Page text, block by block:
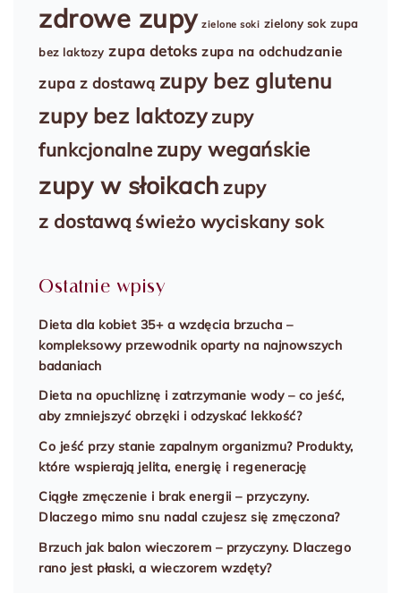
zdrowe zupy zielone soki zielony sok zupa
bez laktozy zupa detoks zupa na odchudzanie
zupa z dostawą zupy bez glutenu
zupy bez laktozy zupy
funkcjonalne zupy wegańskie
zupy w słoikach zupy
z dostawą świeżo wyciskany sok
Ostatnie wpisy
Dieta dla kobiet 35+ a wzdęcia brzucha –
kompleksowy przewodnik oparty na najnowszych
badaniach
Dieta na opuchliznę i zatrzymanie wody – co jeść,
aby zmniejszyć obrzęki i odzyskać lekkość?
Co jeść przy stanie zapalnym organizmu? Produkty,
które wspierają jelita, energię i regenerację
Ciągłe zmęczenie i brak energii – przyczyny.
Dlaczego mimo snu nadal czujesz się zmęczona?
Brzuch jak balon wieczorem – przyczyny. Dlaczego
rano jest płaski, a wieczorem wzdęty?